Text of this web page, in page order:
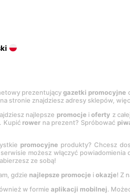
prezentującygazetki promocyjne
stronie znajdziesz adresy sklepów,
najlepsze promocje ioferty z
. Kupić rower na prezent? Spróbować
promocyjne produkty? Chcesz
możesz włączyć powiadomienia
ze sobą!
gdzie najlepsze promocje i okazje! Z
w formie aplikacji mobilnej.